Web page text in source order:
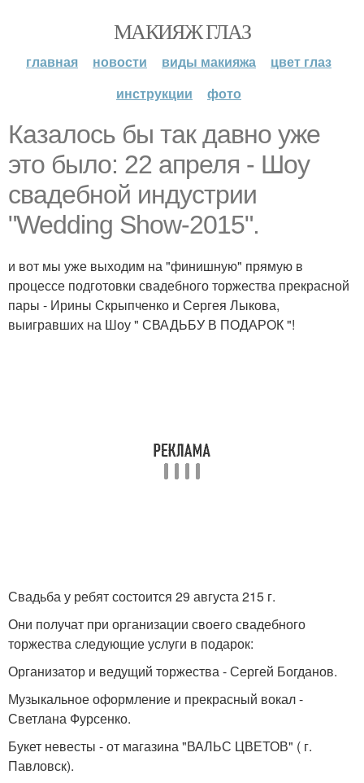
МАКИЯЖ ГЛАЗ
главная новости виды макияжа
цвет глаз
инструкции
фото
Казалось бы так давно уже
это было: 22 апреля - Шоу
свадебной индустрии
"Wedding Show-2015".
и вот мы уже выходим на "финишную" прямую в
процессе подготовки свадебного торжества прекрасной
пары - Ирины Скрыпченко и Сергея Лыкова,
выигравших на Шоу " СВАДЬБУ В ПОДАРОК "!
Свадьба у ребят состоится 29 августа 215 г.
Они получат при организации своего свадебного
торжества следующие услуги в подарок:
Организатор и ведущий торжества - Сергей Богданов.
Музыкальное оформление и прекрасный вокал -
Светлана Фурсенко.
Букет невесты - от магазина "ВАЛЬС ЦВЕТОВ" ( г.
Павловск).